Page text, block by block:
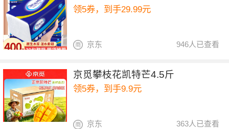
领5券，到手29.99元
946人已查看
京东
京觅攀枝花凯特芒4.5斤
领5券，到手9.9元
363人已查看
京东